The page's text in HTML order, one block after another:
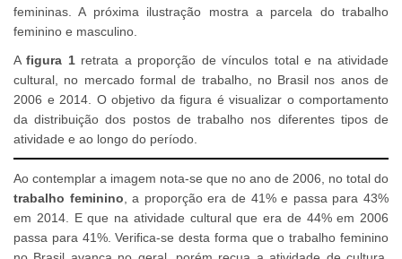
femininas. A próxima ilustração mostra a parcela do trabalho
feminino e masculino.
Afigura 1retrata a proporção de vínculos total e na atividade
cultural, no mercado formal de trabalho, no Brasil nos anos de
2006 e 2014. O objetivo da figura é visualizar o comportamento
da distribuição dos postos de trabalho nos diferentes tipos de
atividade e ao longo do período.
Ao contemplar a imagem nota-se que no ano de 2006, no total do
trabalho feminino , a proporção era de 41% e passa para 43%
em 2014. E que na atividade cultural que era de 44% em 2006
passa para 41%. Verifica-se desta forma que o trabalho feminino